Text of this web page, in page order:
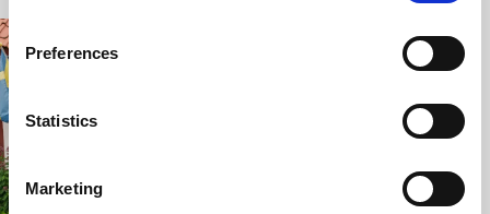
Preferences
Statistics
Marketing